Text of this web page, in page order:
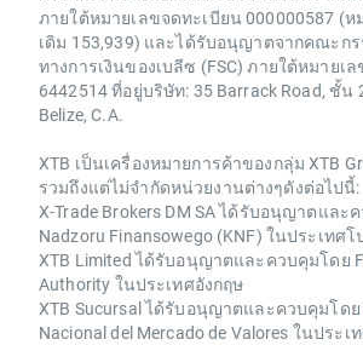
ภายใต้หมายเลขจดทะเบียน 000000587 (ห
เดิม 153,939) และได้รับอนุญาตจากคณะก
ทางการเงินของเบลีซ (FSC) ภายใต้หมายเ
6442514 ที่อยู่บริษัท: 35 Barrack Road, ชั้น
Belize, C.A.
XTB เป็นเครื่องหมายการค้าของกลุ่ม XTB
รวมถึงแต่ไม่จำกัดหน่วยงานต่างๆดังต่อไปนี้:
X-Trade Brokers DM SA ได้รับอนุญาตและ
Nadzoru Finansowego (KNF) ในประเทศ
XTB Limited ได้รับอนุญาตและควบคุมโดย
Authority ในประเทศอังกฤษ
XTB Sucursal ได้รับอนุญาตและควบคุมโดย
Nacional del Mercado de Valores ในประเ